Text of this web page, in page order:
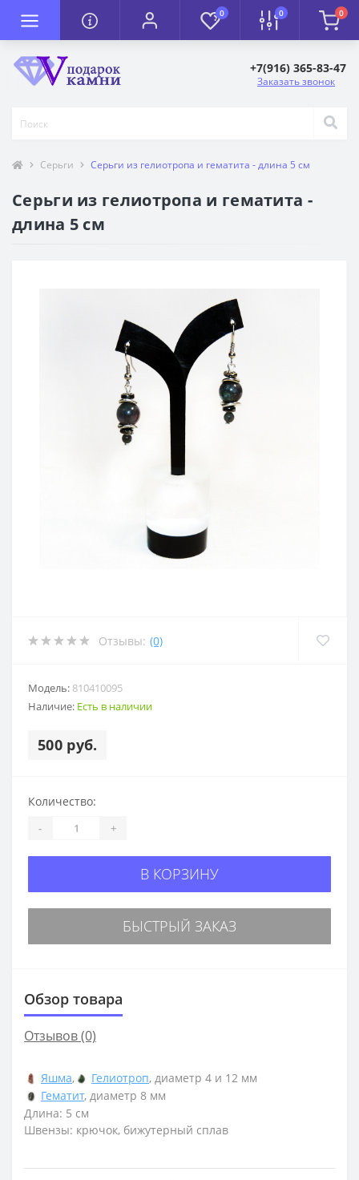
0 0 0
+7(916) 365-83-47
Заказать звонок
Серьги Серьги из гелиотропа и гематита - длина 5 см
Серьги из гелиотропа и гематита -
длина 5 см
Отзывы: (0)
Модель: 810410095
Наличие: Есть в наличии
500 руб.
Количество:
- +
В КОРЗИНУ
БЫСТРЫЙ ЗАКАЗ
Обзор товара
Отзывов (0)
Яшма, Гелиотроп, диаметр 4 и 12 мм
Гематит, диаметр 8 мм
Длина: 5 см
Швензы: крючок, бижутерный сплав